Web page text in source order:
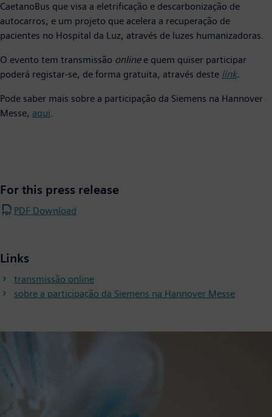
CaetanoBus que visa a eletrificação e descarbonização de
autocarros; e um projeto que acelera a recuperação de
pacientes no Hospital da Luz, através de luzes humanizadoras.
O evento tem transmissão onlinee quem quiser participar
poderá registar-se, de forma gratuita, através deste link.
Pode saber mais sobre a participação da Siemens na Hannover
Messe, aqui
For this press release
PDF Download
Links
transmissão online
sobre a participação da Siemens na Hannover Messe